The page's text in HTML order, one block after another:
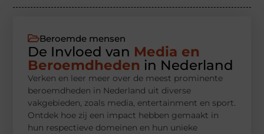
Beroemde mensen
De Invloed van Media en
Beroemdheden in Nederland
Verken en leer meer over de meest prominente
beroemdheden in Nederland uit diverse
vakgebieden, zoals media, entertainment en sport.
Ontdek hoe zij een impact hebben gemaakt in
hun respectieve domeinen en hun unieke